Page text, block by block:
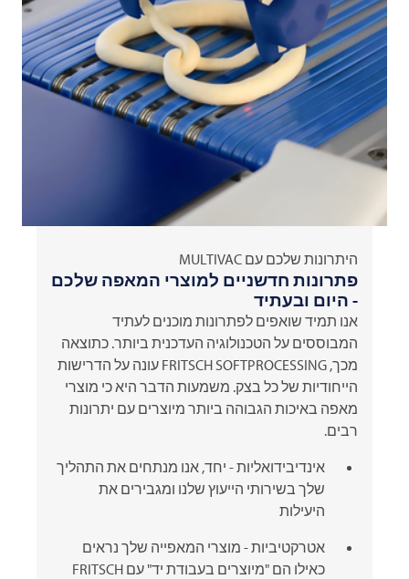
היתרונות שלכם עם MULTIVAC
פתרונות חדשניים למוצרי המאפה שלכם
- היום ובעתיד
אנו תמיד שואפים לפתרונות מוכנים לעתיד
המבוססים על הטכנולוגיה העדכנית ביותר. כתוצאה
מכך,
FRITSCH SOFTPROCESSING עונה על הדרישות
הייחודיות של כל בצק. משמעות הדבר היא כי מוצרי
מאפה באיכות הגבוהה ביותר מיוצרים עם יתרונות
רבים.
אינדיבידואליות - יחד, אנו מנתחים את התהליך
שלך בשירותי הייעוץ שלנו ומגבירים את
היעילות
אטרקטיביות - מוצרי המאפייה שלך נראים
כאילו הם "מיוצרים בעבודת יד" עם FRITSCH